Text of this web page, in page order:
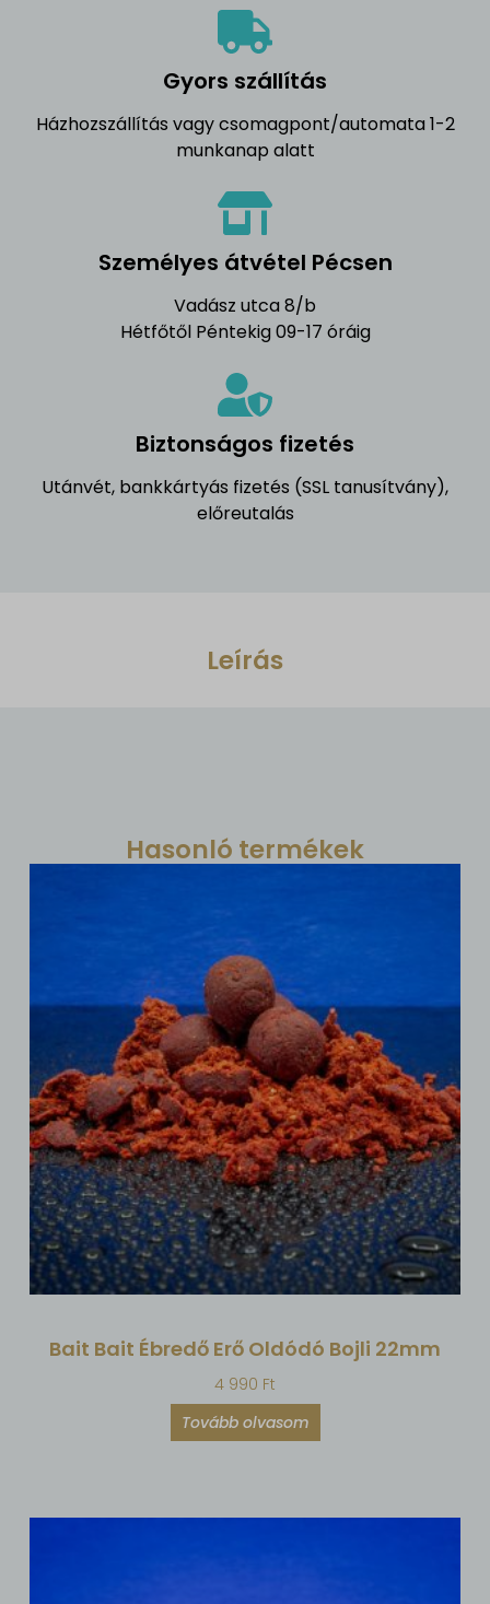
Gyors szállítás
Házhozszállítás vagy csomagpont/automata 1-2
munkanap alatt
Személyes átvétel Pécsen
Vadász utca 8/b
Hétfőtől Péntekig 09-17 óráig
Biztonságos fizetés
Utánvét, bankkártyás fizetés (SSL tanusítvány),
előreutalás
Leírás
Hasonló termékek
Bait Bait Ébredő Erő Oldódó Bojli 22mm
4 990 Ft
Tovább olvasom